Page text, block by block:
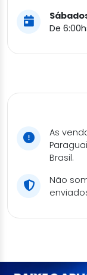
De
As
Brasil.
Não